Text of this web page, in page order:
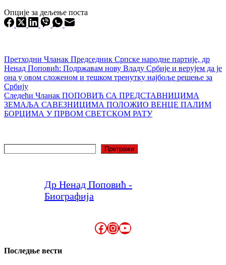
Опције за дељење поста
Претходни Чланак Председник Српске народне партије, др
Ненад Поповић: Подржавам нову Владу Србије и верујем да је
она у овом сложеном и тешком тренутку најбоље решење за
Србију
Следећи Чланак ПОПОВИЋ СА ПРЕДСТАВНИЦИМА
ЗЕМАЉА САВЕЗНИЦИМА ПОЛОЖИО ВЕНЦЕ ПАЛИМ
БОРЦИМА У ПРВОМ СВЕТСКОМ РАТУ
Претражи
Др Ненад Поповић -
Биографија
Facebook
Instagram
YouTube
Последње вести